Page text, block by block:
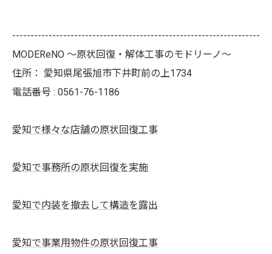
--------------------------------------------------------------------
MODEReNO ～原状回復・解体工事のモドリーノ～
住所： 愛知県尾張旭市下井町前の上1734
電話番号 : 0561-76-1186
愛知で様々な店舗の原状回復工事
愛知で事務所の原状回復を実施
愛知で内装を撤去して構造を露出
愛知で事業用物件の原状回復工事